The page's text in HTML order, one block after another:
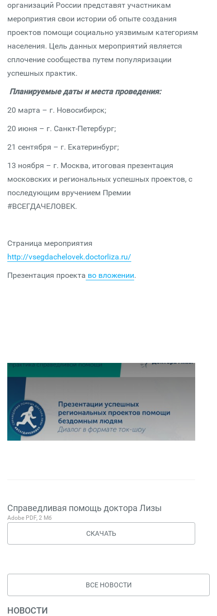
организаций России представят участникам
мероприятия свои истории об опыте создания
проектов помощи социально уязвимым категориям
населения. Цель данных мероприятий является
сплочение сообщества путем популяризации
успешных практик.
Планируемые даты и места проведения:
20 марта – г. Новосибирск;
20 июня – г. Санкт-Петербург;
21 сентября – г. Екатеринбург;
13 ноября – г. Москва, итоговая презентация
московских и региональных успешных проектов, с
последующим вручением Премии
#ВСЕГДАЧЕЛОВЕК.
Страница мероприятия
http://vsegdachelovek.doctorliza.ru/
Презентация проекта во вложении.
Справедливая помощь доктора Лизы
Adobe PDF, 2 Мб
СКАЧАТЬ
ВСЕ НОВОСТИ
НОВОСТИ